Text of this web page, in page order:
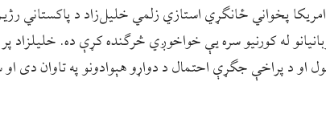
امریکا پخواني ځانګړي استازي زلمي خلیل‌زاد د پاکستاني
له کورنیو سره یې خواخوږي څرګنده کړې ده. خلیلزاد
او د پراخې جګړې احتمال د دواړو هېوادونو په تاوان دی